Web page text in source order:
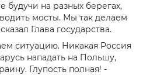
будучи на разных берегах,
мосты. Мы так делаем
Глава государства.
ситуацию. Никакая Россия
нападать на Польшу,
Глупость полная! -